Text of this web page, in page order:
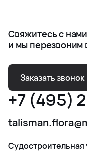
Свяжитесь с
и мы перезвоним
Заказать звонок
+7 (495)
Судостроительная